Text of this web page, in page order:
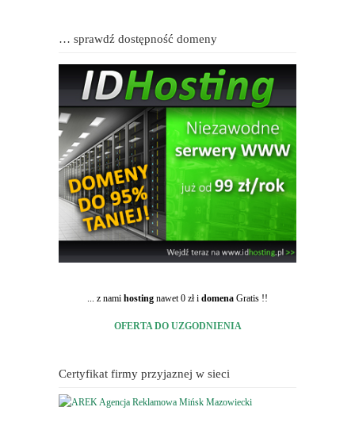
… sprawdź dostępność domeny
... z nami hosting nawet 0 zł i domena Gratis !!
OFERTA DO UZGODNIENIA
Certyfikat firmy przyjaznej w sieci